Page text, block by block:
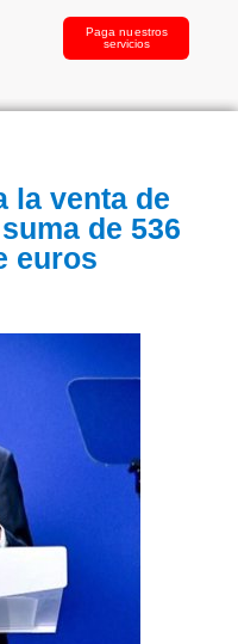
Paga nuestros
servicios
la venta de
de 536
euros